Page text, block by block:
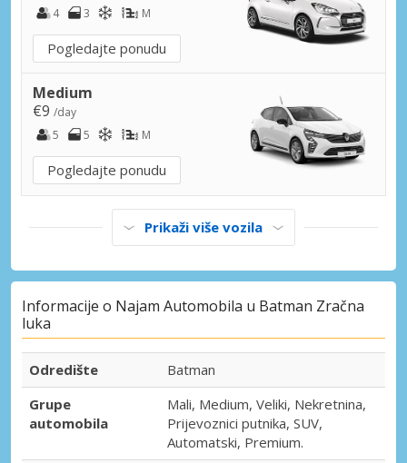
4
3 M
Pogledajte ponudu
Medium
€9 /day
5
5 M
Pogledajte ponudu
Prikaži više vozila
Informacije o Najam Automobila u Batman Zračna
luka
Odredište
Batman
Grupe
automobila
Mali, Medium, Veliki, Nekretnina,
Prijevoznici putnika, SUV,
Automatski, Premium.